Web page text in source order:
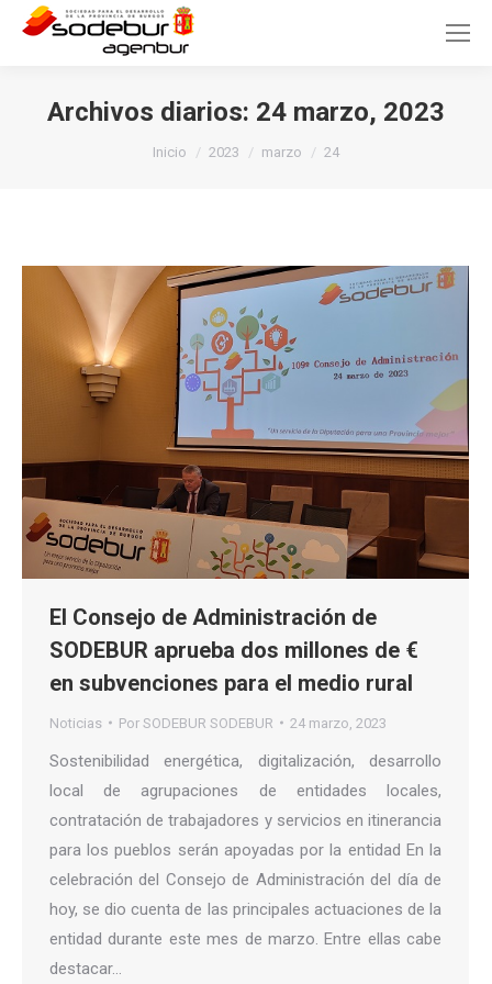
Archivos diarios: 24 marzo, 2023
Inicio 2023 marzo 24
El Consejo de Administración de
SODEBUR aprueba dos millones de €
en subvenciones para el medio rural
Noticias Por SODEBUR SODEBUR 24 marzo, 2023
Sostenibilidad energética, digitalización, desarrollo
local de agrupaciones de entidades locales,
contratación de trabajadores y servicios en itinerancia
para los pueblos serán apoyadas por la entidad En la
celebración del Consejo de Administración del día de
hoy, se dio cuenta de las principales actuaciones de la
entidad durante este mes de marzo. Entre ellas cabe
destacar…